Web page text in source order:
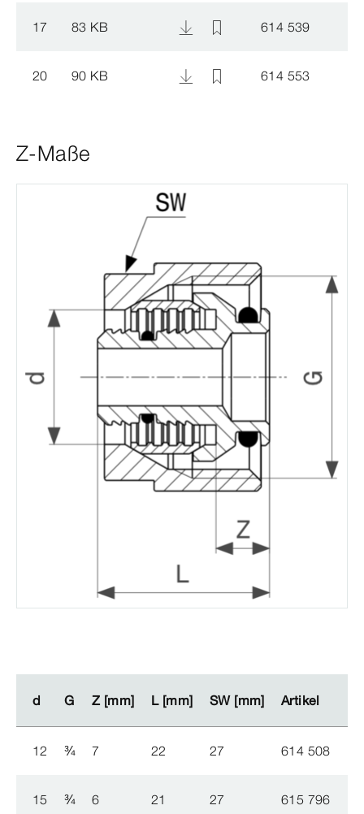
17 83 KB 614 539
20 90 KB 614 553
Z-Maße
d G Z [mm] L [mm] SW [mm] Artikel
d G Z [mm] L [mm] SW [mm] Artikel
12 ¾ 7 22 27 614 508
15 ¾ 6 21 27 615 796